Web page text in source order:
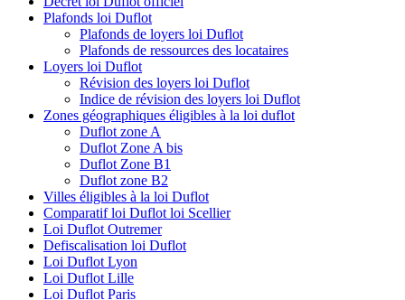
Plafonds loi Duflot
Plafonds de loyers loi Duflot
Plafonds de ressources des locataires
Loyers loi Duflot
Révision des loyers loi Duflot
Indice de révision des loyers loi Duflot
Zones géographiques éligibles à la loi duflot
Duflot zone A
Duflot Zone A bis
Duflot Zone B1
Duflot zone B2
Villes éligibles à la loi Duflot
Comparatif loi Duflot loi Scellier
Loi Duflot Outremer
Defiscalisation loi Duflot
Loi Duflot Lyon
Loi Duflot Lille
Loi Duflot Paris